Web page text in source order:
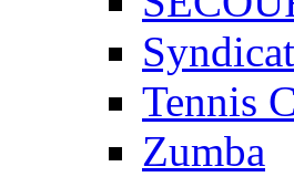
Tennis
Zumba